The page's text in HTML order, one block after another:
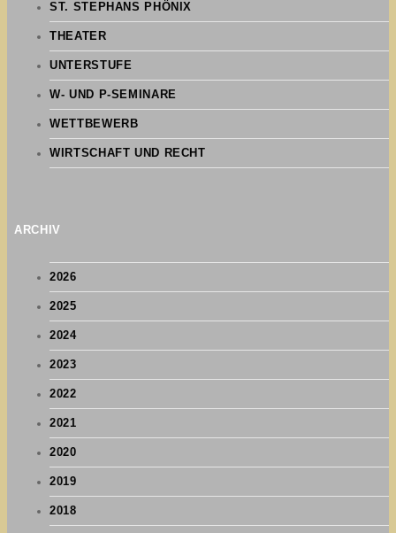
ST. STEPHANS PHÖNIX
THEATER
UNTERSTUFE
W- UND P-SEMINARE
WETTBEWERB
WIRTSCHAFT UND RECHT
ARCHIV
2026
2025
2024
2023
2022
2021
2020
2019
2018